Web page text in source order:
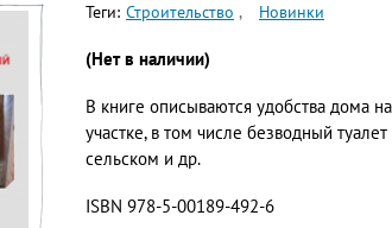
Теги: Строительство Новинки
(Нет в наличии)
В книге описываются удобства дома
участке, в том числе безводный
сельском и др.
ISBN 978-5-00189-492-6